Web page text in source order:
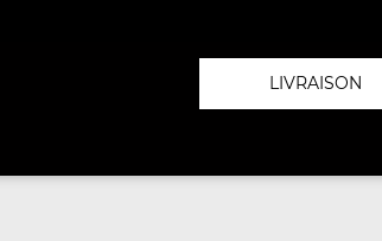
LIVRAISON